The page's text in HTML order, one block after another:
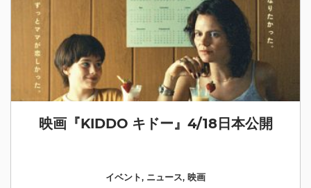
映画『KIDDO キドー』4/18日本公開
イベント, ニュース, 映画